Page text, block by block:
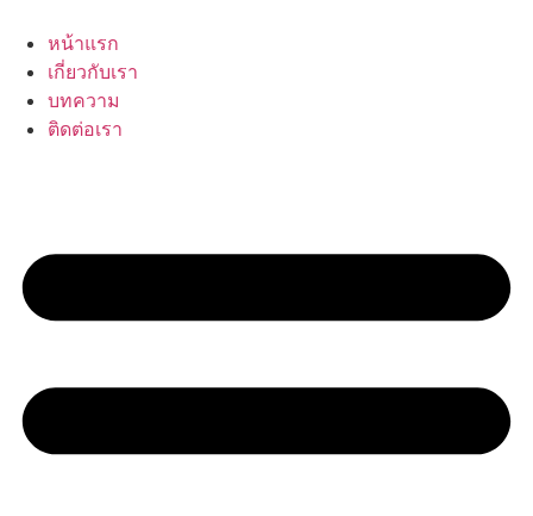
content
หน้าแรก
เกี่ยวกับเรา
บทความ
ติดต่อเรา